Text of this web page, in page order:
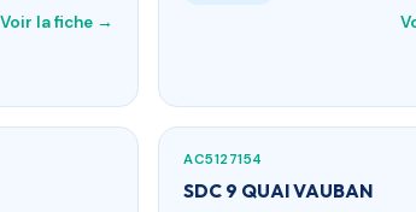
Voir la fiche →
AC5127154
SDC 9 QUAI VAUBAN